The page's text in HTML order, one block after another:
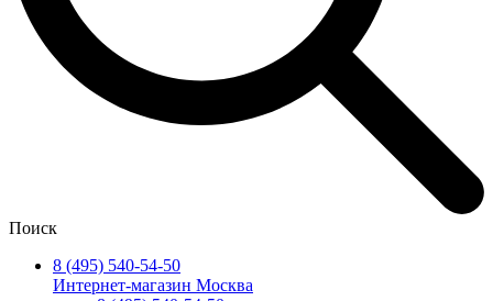
Поиск
8 (495) 540-54-50
Интернет-магазин Москва